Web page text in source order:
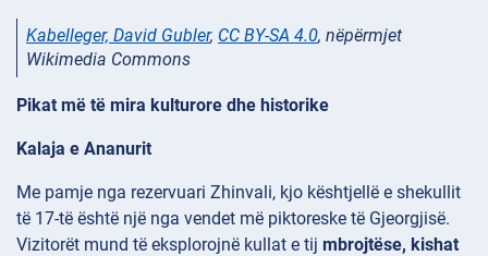
Kabelleger, David Gubler, CC BY-SA 4.0, nëpërmjet
Wikimedia Commons
Pikat më të mira kulturore dhe historike
Kalaja e Ananurit
Me pamje nga rezervuari Zhinvali, kjo kështjellë e shekullit
të 17-të është një nga vendet më piktoreske të Gjeorgjisë.
Vizitorët mund të eksplorojnë kullat e tij mbrojtëse, kishat